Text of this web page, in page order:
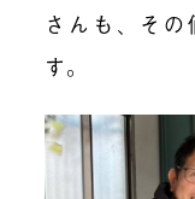
さんも、そ
す。